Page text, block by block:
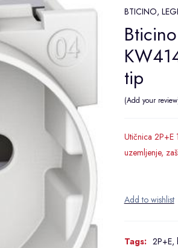
BTICINO,
tip
Add your review
Utičnica 2P+E
uzemljenje,
Tags: 2P+E,